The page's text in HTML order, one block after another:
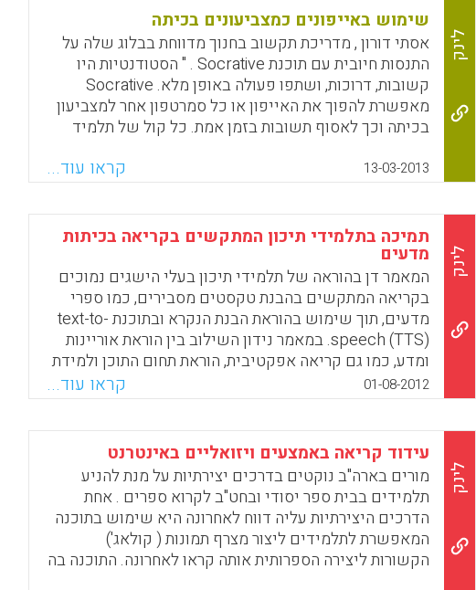
וקבצים, אפשרות ליצירת רשימת תפוצה ושליחת ניוזלטרים
(עלוני פרסום), אפשרות לקבוע את הפורטל כך שיהיה מיועד
לקבוצת משתמשים סגורה ומוגן בסיסמאות כניסה, אפשרות
לשיתוף כתבות בפייסבוק, אפשרויות לקידום האתר
באמצעות הוספת תגיות תוכן למנוע החיפוש של גוגל.
WhatsApp
Facebook
Email
X
לינק
שימוש באייפונים כמצביעונים בכיתה
אסתי דורון , מדריכת תקשוב בחנוך מדווחת בבלוג שלה על
התנסות חיובית עם תוכנת Socrative . " הסטודנטיות היו
קשובות, דרוכות, ושתפו פעולה באופן מלא. Socrative
מאפשרת להפוך את האייפון או כל סמרטפון אחר למצביעון
בכיתה וכך לאסוף תשובות בזמן אמת. כל קול של תלמיד
השימוש בתוכנה כמשוב שנתנו לי הסטודנטיות על ההרצאה
שהעברתי להן כחלק מההדגמה של נושא העברת מצגת
בכיתה. את השאלות בניתי בעברית, מראש, והתשובות נאספו
תוך כדי ההרצאה" ( אסתי דורון ) .
WhatsApp
Facebook
Email
X
13-03-2013 קראו עוד...
לינק
תמיכה בתלמידי תיכון המתקשים בקריאה בכיתות
מדעים
המאמר דן בהוראה של תלמידי תיכון בעלי הישגים נמוכים
בקריאה המתקשים בהבנת טקסטים מסבירים, כמו ספרי
מדעים, תוך שימוש בהוראת הבנת הנקרא ובתוכנת text-to-
speech (TTS). במאמר נידון השילוב בין הוראת אוריינות
ומדע, כמו גם קריאה אפקטיבית, הוראת תחום התוכן ולמידת
אוצר מלים (Roberts, Kelly D., Takahashi, Kiriko, Hye-
Jin Park and Stodden, Robert A. 2012).
WhatsApp
Facebook
Email
X
01-08-2012 קראו עוד...
לינק
עידוד קריאה באמצעים ויזואליים באינטרנט
מורים בארה"ב נוקטים בדרכים יצירתיות על מנת להניע
תלמידים בבית ספר יסודי ובחט"ב לקרוא ספרים . אחת
הדרכים היצירתיות עליה דווח לאחרונה היא שימוש בתוכנה
המאפשרת לתלמידים ליצור מצרף תמונות ( קולאג')
הקשורות ליצירה הספרותית אותה קראו לאחרונה. התוכנה בה